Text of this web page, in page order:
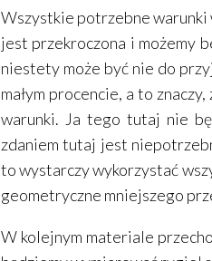
Wszystkie potrzebne
jest przekroczona i możemy
niestety może być nie do
małym procencie, a to
warunki. Ja tego tutaj nie
zdaniem tutaj jest
to wystarczy wykorzystać
geometryczne mniejszego
W kolejnym materiale